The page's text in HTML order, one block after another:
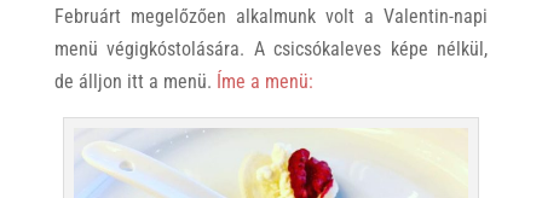
Februárt megelőzően alkalmunk volt a Valentin-napi
menü végigkóstolására. A csicsókaleves képe nélkül,
de álljon itt a menü. Íme a menü: